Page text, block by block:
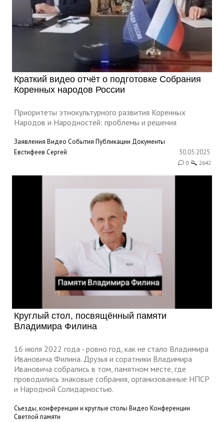
Краткий видео отчёт о подготовке Собрания
Коренных народов России
Приоритеты этнокультурного развития Коренных
Народов и Народностей: проблемы и решения
Заявления Видео События Публикации Документы
Евстифеев Сергей
30.05.2025
0 2642
Круглый стол, посвящённый памяти
Владимира Филина
16 июля 2022 года - ровно год, как не стало Владимира
Ивановича Филина. Друзья и соратники Владимира
Ивановича собрались в том, памятном месте, где
проводились знаковые собрания, организованные НПСР
и Народной Солидарностью.
Съезды, конференции и круглые столы Видео Конференции
Светлой памяти